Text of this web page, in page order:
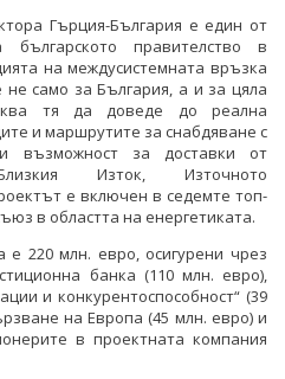
Гърция-България е един от
правителство в
на междусистемната връзка
не само за България, а и за цяла
тя да доведе до реална
и маршрутите за снабдяване с
възможност за доставки от
Изток, Източното
е включен в седемте топ-
в областта на енергетиката.
220 млн. евро, осигурени чрез
банка (110 млн. евро),
и конкурентоспособност“ (39
на Европа (45 млн. евро) и
в проектната компания